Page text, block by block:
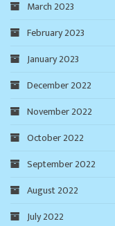
March 2023
February 2023
January 2023
December 2022
November 2022
October 2022
September 2022
August 2022
July 2022